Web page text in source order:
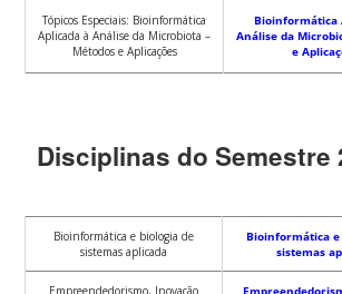
Tópicos Especiais: Bioinformática
Aplicada à Análise da Microbiota –
Métodos e Aplicações
Bioinformática
Análise da
e
Disciplinas do Semestre
Bioinformática e biologia de
sistemas aplicada
Bioinformática e
sistemas